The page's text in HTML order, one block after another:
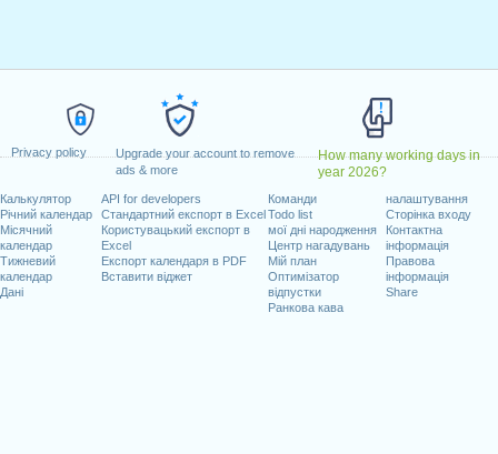
Privacy policy
Upgrade your account to remove
ads & more
How many working days in
year 2026?
Калькулятор
Річний календар
Місячний
календар
Тижневий
календар
Дані
API for developers
Стандартний експорт в Excel
Користувацький експорт в
Excel
Експорт календаря в PDF
Вставити віджет
Команди
Todo list
мої дні народження
Центр нагадувань
Мій план
Оптимізатор
відпустки
Ранкова кава
налаштування
Сторінка входу
Контактна
інформація
Правова
інформація
Share
1 серпень, 2023
2023
на вихідні